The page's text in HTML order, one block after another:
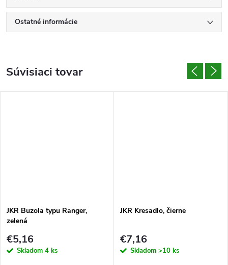
Ostatné informácie
Súvisiaci tovar
JKR Buzola typu Ranger,
zelená
€5,16
Skladom 4 ks
JKR Kresadlo, čierne
€7,16
Skladom >10 ks